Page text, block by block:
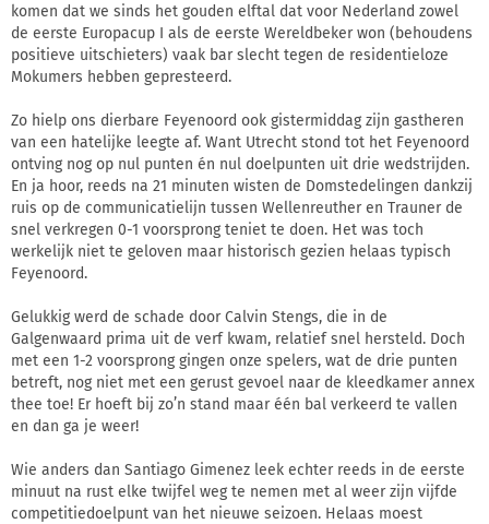
komen dat we sinds het gouden elftal dat voor Nederland zowel
de eerste Europacup I als de eerste Wereldbeker won (behoudens
positieve uitschieters) vaak bar slecht tegen de residentieloze
Mokumers hebben gepresteerd.
Zo hielp ons dierbare Feyenoord ook gistermiddag zijn gastheren
van een hatelijke leegte af. Want Utrecht stond tot het Feyenoord
ontving nog op nul punten én nul doelpunten uit drie wedstrijden.
En ja hoor, reeds na 21 minuten wisten de Domstedelingen dankzij
ruis op de communicatielijn tussen Wellenreuther en Trauner de
snel verkregen 0-1 voorsprong teniet te doen. Het was toch
werkelijk niet te geloven maar historisch gezien helaas typisch
Feyenoord.
Gelukkig werd de schade door Calvin Stengs, die in de
Galgenwaard prima uit de verf kwam, relatief snel hersteld. Doch
met een 1-2 voorsprong gingen onze spelers, wat de drie punten
betreft, nog niet met een gerust gevoel naar de kleedkamer annex
thee toe! Er hoeft bij zo’n stand maar één bal verkeerd te vallen
en dan ga je weer!
Wie anders dan Santiago Gimenez leek echter reeds in de eerste
minuut na rust elke twijfel weg te nemen met al weer zijn vijfde
competitiedoelpunt van het nieuwe seizoen. Helaas moest